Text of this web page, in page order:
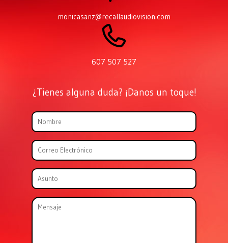
monicasanz@recallaudiovision.com
607 507 527
¿Tienes alguna duda? ¡Danos un toque!